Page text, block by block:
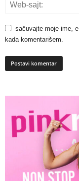
sačuvajte moje ime,
kada komentarišem.